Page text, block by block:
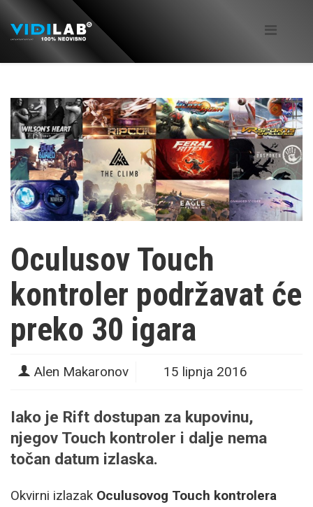
Oculusov Touch
kontroler podržavat će
preko 30 igara
Alen Makaronov 15 lipnja 2016
Iako je Rift dostupan za kupovinu,
njegov Touch kontroler i dalje nema
točan datum izlaska.
Okvirni izlazak Oculusovog Touch kontrolera